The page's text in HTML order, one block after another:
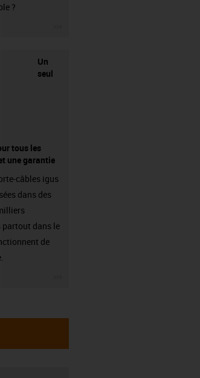
?
Un
seul
tous les
une garantie
câbles igus
dans des
dans le
de